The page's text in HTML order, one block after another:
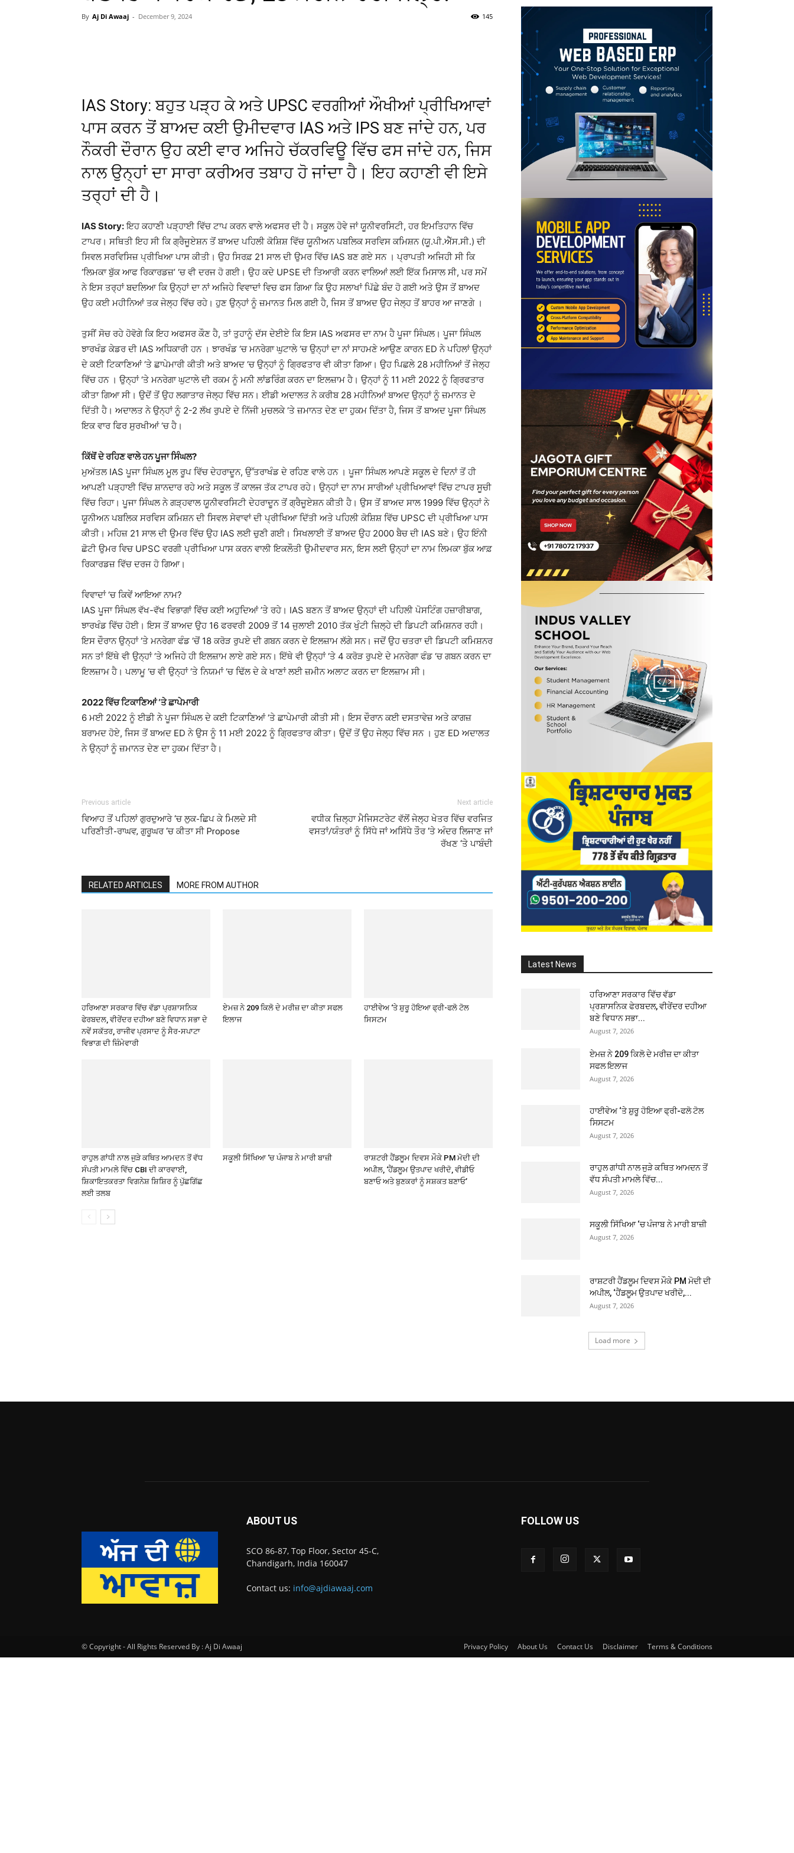
By Aj Di Awaaj - December 9, 2024 145
Email Print
IAS Story: ਬਹੁਤ ਪੜ੍ਹ ਕੇ ਅਤੇ UPSC ਵਰਗੀਆਂ ਔਖੀਆਂ ਪ੍ਰੀਖਿਆਵਾਂ
ਪਾਸ ਕਰਨ ਤੋਂ ਬਾਅਦ ਕਈ ਉਮੀਦਵਾਰ IAS ਅਤੇ IPS ਬਣ ਜਾਂਦੇ ਹਨ, ਪਰ
ਨੌਕਰੀ ਦੌਰਾਨ ਉਹ ਕਈ ਵਾਰ ਅਜਿਹੇ ਚੱਕਰਵਿਊ ਵਿੱਚ ਫਸ ਜਾਂਦੇ ਹਨ, ਜਿਸ
ਨਾਲ ਉਨ੍ਹਾਂ ਦਾ ਸਾਰਾ ਕਰੀਅਰ ਤਬਾਹ ਹੋ ਜਾਂਦਾ ਹੈ। ਇਹ ਕਹਾਣੀ ਵੀ ਇਸੇ
ਤਰ੍ਹਾਂ ਦੀ ਹੈ।
IAS Story:ਇਹ ਕਹਾਣੀ ਪੜ੍ਹਾਈ ਵਿੱਚ ਟਾਪ ਕਰਨ ਵਾਲੇ ਅਫਸਰ ਦੀ ਹੈ। ਸਕੂਲ ਹੋਵੇ ਜਾਂ ਯੂਨੀਵਰਸਿਟੀ, ਹਰ ਇਮਤਿਹਾਨ ਵਿੱਚ
ਟਾਪਰ। ਸਥਿਤੀ ਇਹ ਸੀ ਕਿ ਗ੍ਰੈਜੂਏਸ਼ਨ ਤੋਂ ਬਾਅਦ ਪਹਿਲੀ ਕੋਸ਼ਿਸ਼ ਵਿੱਚ ਯੂਨੀਅਨ ਪਬਲਿਕ ਸਰਵਿਸ ਕਮਿਸ਼ਨ (ਯੂ.ਪੀ.ਐੱਸ.ਸੀ.) ਦੀ
ਸਿਵਲ ਸਰਵਿਸਿਜ਼ ਪ੍ਰੀਖਿਆ ਪਾਸ ਕੀਤੀ। ਉਹ ਸਿਰਫ਼ 21 ਸਾਲ ਦੀ ਉਮਰ ਵਿੱਚ IAS ਬਣ ਗਏ ਸਨ । ਪ੍ਰਾਪਤੀ ਅਜਿਹੀ ਸੀ ਕਿ
‘ਲਿਮਕਾ ਬੁੱਕ ਆਫ ਰਿਕਾਰਡਜ਼’ ‘ਚ ਵੀ ਦਰਜ ਹੋ ਗਈ। ਉਹ ਕਦੇ UPSE ਦੀ ਤਿਆਰੀ ਕਰਨ ਵਾਲਿਆਂ ਲਈ ਇੱਕ ਮਿਸਾਲ ਸੀ, ਪਰ ਸਮੇਂ
ਨੇ ਇਸ ਤਰ੍ਹਾਂ ਬਦਲਿਆ ਕਿ ਉਨ੍ਹਾਂ ਦਾ ਨਾਂ ਅਜਿਹੇ ਵਿਵਾਦਾਂ ਵਿਚ ਫਸ ਗਿਆ ਕਿ ਉਹ ਸਲਾਖਾਂ ਪਿੱਛੇ ਬੰਦ ਹੋ ਗਈ ਅਤੇ ਉਸ ਤੋਂ ਬਾਅਦ
ਉਹ ਕਈ ਮਹੀਨਿਆਂ ਤਕ ਜੇਲ੍ਹ ਵਿੱਚ ਰਹੇ। ਹੁਣ ਉਨ੍ਹਾਂ ਨੂੰ ਜ਼ਮਾਨਤ ਮਿਲ ਗਈ ਹੈ, ਜਿਸ ਤੋਂ ਬਾਅਦ ਉਹ ਜੇਲ੍ਹ ਤੋਂ ਬਾਹਰ ਆ ਜਾਣਗੇ ।
ਤੁਸੀਂ ਸੋਚ ਰਹੇ ਹੋਵੋਗੇ ਕਿ ਇਹ ਅਫਸਰ ਕੌਣ ਹੈ, ਤਾਂ ਤੁਹਾਨੂੰ ਦੱਸ ਦੇਈਏ ਕਿ ਇਸ IAS ਅਫਸਰ ਦਾ ਨਾਮ ਹੈ ਪੂਜਾ ਸਿੰਘਲ। ਪੂਜਾ ਸਿੰਘਲ
ਝਾਰਖੰਡ ਕੇਡਰ ਦੀ IAS ਅਧਿਕਾਰੀ ਹਨ । ਝਾਰਖੰਡ ‘ਚ ਮਨਰੇਗਾ ਘੁਟਾਲੇ ‘ਚ ਉਨ੍ਹਾਂ ਦਾ ਨਾਂ ਸਾਹਮਣੇ ਆਉਣ ਕਾਰਨ ED ਨੇ ਪਹਿਲਾਂ ਉਨ੍ਹਾਂ
ਦੇ ਕਈ ਟਿਕਾਣਿਆਂ ‘ਤੇ ਛਾਪੇਮਾਰੀ ਕੀਤੀ ਅਤੇ ਬਾਅਦ ‘ਚ ਉਨ੍ਹਾਂ ਨੂੰ ਗ੍ਰਿਫਤਾਰ ਵੀ ਕੀਤਾ ਗਿਆ। ਉਹ ਪਿਛਲੇ 28 ਮਹੀਨਿਆਂ ਤੋਂ ਜੇਲ੍ਹ
ਵਿੱਚ ਹਨ । ਉਨ੍ਹਾਂ ‘ਤੇ ਮਨਰੇਗਾ ਘੁਟਾਲੇ ਦੀ ਰਕਮ ਨੂੰ ਮਨੀ ਲਾਂਡਰਿੰਗ ਕਰਨ ਦਾ ਇਲਜ਼ਾਮ ਹੈ। ਉਨ੍ਹਾਂ ਨੂੰ 11 ਮਈ 2022 ਨੂੰ ਗ੍ਰਿਫਤਾਰ
ਕੀਤਾ ਗਿਆ ਸੀ। ਉਦੋਂ ਤੋਂ ਉਹ ਲਗਾਤਾਰ ਜੇਲ੍ਹ ਵਿੱਚ ਸਨ। ਈਡੀ ਅਦਾਲਤ ਨੇ ਕਰੀਬ 28 ਮਹੀਨਿਆਂ ਬਾਅਦ ਉਨ੍ਹਾਂ ਨੂੰ ਜ਼ਮਾਨਤ ਦੇ
ਦਿੱਤੀ ਹੈ। ਅਦਾਲਤ ਨੇ ਉਨ੍ਹਾਂ ਨੂੰ 2-2 ਲੱਖ ਰੁਪਏ ਦੇ ਨਿੱਜੀ ਮੁਚਲਕੇ ‘ਤੇ ਜ਼ਮਾਨਤ ਦੇਣ ਦਾ ਹੁਕਮ ਦਿੱਤਾ ਹੈ, ਜਿਸ ਤੋਂ ਬਾਅਦ ਪੂਜਾ ਸਿੰਘਲ
ਇਕ ਵਾਰ ਫਿਰ ਸੁਰਖੀਆਂ ‘ਚ ਹੈ।
ਕਿੱਥੋਂ ਦੇ ਰਹਿਣ ਵਾਲੇ ਹਨ ਪੂਜਾ ਸਿੰਘਲ?
ਮੁਅੱਤਲ IAS ਪੂਜਾ ਸਿੰਘਲ ਮੂਲ ਰੂਪ ਵਿੱਚ ਦੇਹਰਾਦੂਨ, ਉੱਤਰਾਖੰਡ ਦੇ ਰਹਿਣ ਵਾਲੇ ਹਨ । ਪੂਜਾ ਸਿੰਘਲ ਆਪਣੇ ਸਕੂਲ ਦੇ ਦਿਨਾਂ ਤੋਂ ਹੀ
ਆਪਣੀ ਪੜ੍ਹਾਈ ਵਿੱਚ ਸ਼ਾਨਦਾਰ ਰਹੇ ਅਤੇ ਸਕੂਲ ਤੋਂ ਕਾਲਜ ਤੱਕ ਟਾਪਰ ਰਹੇ। ਉਨ੍ਹਾਂ ਦਾ ਨਾਮ ਸਾਰੀਆਂ ਪ੍ਰੀਖਿਆਵਾਂ ਵਿੱਚ ਟਾਪਰ ਸੂਚੀ
ਵਿੱਚ ਰਿਹਾ। ਪੂਜਾ ਸਿੰਘਲ ਨੇ ਗੜ੍ਹਵਾਲ ਯੂਨੀਵਰਸਿਟੀ ਦੇਹਰਾਦੂਨ ਤੋਂ ਗ੍ਰੈਜੂਏਸ਼ਨ ਕੀਤੀ ਹੈ। ਉਸ ਤੋਂ ਬਾਅਦ ਸਾਲ 1999 ਵਿੱਚ ਉਨ੍ਹਾਂ ਨੇ
ਯੂਨੀਅਨ ਪਬਲਿਕ ਸਰਵਿਸ ਕਮਿਸ਼ਨ ਦੀ ਸਿਵਲ ਸੇਵਾਵਾਂ ਦੀ ਪ੍ਰੀਖਿਆ ਦਿੱਤੀ ਅਤੇ ਪਹਿਲੀ ਕੋਸ਼ਿਸ਼ ਵਿੱਚ UPSC ਦੀ ਪ੍ਰੀਖਿਆ ਪਾਸ
ਕੀਤੀ। ਮਹਿਜ਼ 21 ਸਾਲ ਦੀ ਉਮਰ ਵਿੱਚ ਉਹ IAS ਲਈ ਚੁਣੀ ਗਈ। ਸਿਖਲਾਈ ਤੋਂ ਬਾਅਦ ਉਹ 2000 ਬੈਚ ਦੀ IAS ਬਣੇ। ਉਹ ਇੰਨੀ
ਛੋਟੀ ਉਮਰ ਵਿਚ UPSC ਵਰਗੀ ਪ੍ਰੀਖਿਆ ਪਾਸ ਕਰਨ ਵਾਲੀ ਇਕਲੌਤੀ ਉਮੀਦਵਾਰ ਸਨ, ਇਸ ਲਈ ਉਨ੍ਹਾਂ ਦਾ ਨਾਮ ਲਿਮਕਾ ਬੁੱਕ ਆਫ਼
ਰਿਕਾਰਡਜ਼ ਵਿੱਚ ਦਰਜ ਹੋ ਗਿਆ।
ਵਿਵਾਦਾਂ ‘ਚ ਕਿਵੇਂ ਆਇਆ ਨਾਮ?
IAS ਪੂਜਾ ਸਿੰਘਲ ਵੱਖ-ਵੱਖ ਵਿਭਾਗਾਂ ਵਿੱਚ ਕਈ ਅਹੁਦਿਆਂ ’ਤੇ ਰਹੇ। IAS ਬਣਨ ਤੋਂ ਬਾਅਦ ਉਨ੍ਹਾਂ ਦੀ ਪਹਿਲੀ ਪੋਸਟਿੰਗ ਹਜ਼ਾਰੀਬਾਗ,
ਝਾਰਖੰਡ ਵਿੱਚ ਹੋਈ। ਇਸ ਤੋਂ ਬਾਅਦ ਉਹ 16 ਫਰਵਰੀ 2009 ਤੋਂ 14 ਜੁਲਾਈ 2010 ਤੱਕ ਖੁੰਟੀ ਜ਼ਿਲ੍ਹੇ ਦੀ ਡਿਪਟੀ ਕਮਿਸ਼ਨਰ ਰਹੀ।
ਇਸ ਦੌਰਾਨ ਉਨ੍ਹਾਂ ‘ਤੇ ਮਨਰੇਗਾ ਫੰਡ ‘ਚੋਂ 18 ਕਰੋੜ ਰੁਪਏ ਦੀ ਗਬਨ ਕਰਨ ਦੇ ਇਲਜ਼ਾਮ ਲੱਗੇ ਸਨ। ਜਦੋਂ ਉਹ ਚਤਰਾ ਦੀ ਡਿਪਟੀ ਕਮਿਸ਼ਨਰ
ਸਨ ਤਾਂ ਇੱਥੇ ਵੀ ਉਨ੍ਹਾਂ ‘ਤੇ ਅਜਿਹੇ ਹੀ ਇਲਜ਼ਾਮ ਲਾਏ ਗਏ ਸਨ। ਇੱਥੇ ਵੀ ਉਨ੍ਹਾਂ ‘ਤੇ 4 ਕਰੋੜ ਰੁਪਏ ਦੇ ਮਨਰੇਗਾ ਫੰਡ ‘ਚ ਗਬਨ ਕਰਨ ਦਾ
ਇਲਜ਼ਾਮ ਹੈ। ਪਲਾਮੂ ‘ਚ ਵੀ ਉਨ੍ਹਾਂ ‘ਤੇ ਨਿਯਮਾਂ ‘ਚ ਢਿੱਲ ਦੇ ਕੇ ਖਾਣਾਂ ਲਈ ਜ਼ਮੀਨ ਅਲਾਟ ਕਰਨ ਦਾ ਇਲਜ਼ਾਮ ਸੀ।
2022 ਵਿੱਚ ਟਿਕਾਣਿਆਂ ‘ਤੇ ਛਾਪੇਮਾਰੀ
6 ਮਈ 2022 ਨੂੰ ਈਡੀ ਨੇ ਪੂਜਾ ਸਿੰਘਲ ਦੇ ਕਈ ਟਿਕਾਣਿਆਂ ‘ਤੇ ਛਾਪੇਮਾਰੀ ਕੀਤੀ ਸੀ। ਇਸ ਦੌਰਾਨ ਕਈ ਦਸਤਾਵੇਜ਼ ਅਤੇ ਕਾਗਜ਼
ਬਰਾਮਦ ਹੋਏ, ਜਿਸ ਤੋਂ ਬਾਅਦ ED ਨੇ ਉਸ ਨੂੰ 11 ਮਈ 2022 ਨੂੰ ਗ੍ਰਿਫਤਾਰ ਕੀਤਾ। ਉਦੋਂ ਤੋਂ ਉਹ ਜੇਲ੍ਹ ਵਿੱਚ ਸਨ । ਹੁਣ ED ਅਦਾਲਤ
ਨੇ ਉਨ੍ਹਾਂ ਨੂੰ ਜ਼ਮਾਨਤ ਦੇਣ ਦਾ ਹੁਕਮ ਦਿੱਤਾ ਹੈ।
Previous article
ਵਿਆਹ ਤੋਂ ਪਹਿਲਾਂ ਗੁਰਦੁਆਰੇ ‘ਚ ਲੁਕ-ਛਿਪ ਕੇ ਮਿਲਦੇ ਸੀ
ਪਰਿਣੀਤੀ-ਰਾਘਵ, ਗੁਰੂਘਰ ‘ਚ ਕੀਤਾ ਸੀ Propose
Next article
ਵਧੀਕ ਜ਼ਿਲ੍ਹਾ ਮੈਜਿਸਟਰੇਟ ਵੱਲੋਂ ਜੇਲ੍ਹ ਖੇਤਰ ਵਿੱਚ ਵਰਜਿਤ
ਵਸਤਾਂ/ਯੰਤਰਾਂ ਨੂੰ ਸਿੱਧੇ ਜਾਂ ਅਸਿੱਧੇ ਤੌਰ ‘ਤੇ ਅੰਦਰ ਲਿਜਾਣ ਜਾਂ
ਰੱਖਣ ‘ਤੇ ਪਾਬੰਦੀ
RELATED ARTICLES MORE FROM AUTHOR
ਹਰਿਆਣਾ ਸਰਕਾਰ ਵਿੱਚ ਵੱਡਾ ਪ੍ਰਸ਼ਾਸਨਿਕ
ਫੇਰਬਦਲ, ਵੀਰੇਂਦਰ ਦਹੀਆ ਬਣੇ ਵਿਧਾਨ ਸਭਾ ਦੇ
ਨਵੇਂ ਸਕੱਤਰ, ਰਾਜੀਵ ਪ੍ਰਸਾਦ ਨੂੰ ਸੈਰ-ਸਪਾਟਾ
ਵਿਭਾਗ ਦੀ ਜ਼ਿੰਮੇਵਾਰੀ
ਏਮਜ਼ ਨੇ 209 ਕਿਲੋ ਦੇ ਮਰੀਜ਼ ਦਾ ਕੀਤਾ ਸਫਲ
ਇਲਾਜ
ਹਾਈਵੇਅ ‘ਤੇ ਸ਼ੁਰੂ ਹੋਇਆ ਫ੍ਰੀ-ਫਲੋ ਟੋਲ
ਸਿਸਟਮ
ਰਾਹੁਲ ਗਾਂਧੀ ਨਾਲ ਜੁੜੇ ਕਥਿਤ ਆਮਦਨ ਤੋਂ ਵੱਧ
ਸੰਪਤੀ ਮਾਮਲੇ ਵਿੱਚ CBI ਦੀ ਕਾਰਵਾਈ,
ਸ਼ਿਕਾਇਤਕਰਤਾ ਵਿਗਨੇਸ਼ ਸ਼ਿਸ਼ਿਰ ਨੂੰ ਪੁੱਛਗਿੱਛ
ਲਈ ਤਲਬ
ਸਕੂਲੀ ਸਿੱਖਿਆ ‘ਚ ਪੰਜਾਬ ਨੇ ਮਾਰੀ ਬਾਜ਼ੀ
ਰਾਸ਼ਟਰੀ ਹੈਂਡਲੂਮ ਦਿਵਸ ਮੌਕੇ PM ਮੋਦੀ ਦੀ
ਅਪੀਲ, ‘ਹੈਂਡਲੂਮ ਉਤਪਾਦ ਖਰੀਦੋ, ਵੀਡੀਓ
ਬਣਾਓ ਅਤੇ ਬੁਣਕਰਾਂ ਨੂੰ ਸਸ਼ਕਤ ਬਣਾਓ’
Latest News
ਹਰਿਆਣਾ ਸਰਕਾਰ ਵਿੱਚ ਵੱਡਾ
ਪ੍ਰਸ਼ਾਸਨਿਕ ਫੇਰਬਦਲ, ਵੀਰੇਂਦਰ ਦਹੀਆ
ਬਣੇ ਵਿਧਾਨ ਸਭਾ...
August 7, 2026
ਏਮਜ਼ ਨੇ 209 ਕਿਲੋ ਦੇ ਮਰੀਜ਼ ਦਾ ਕੀਤਾ
ਸਫਲ ਇਲਾਜ
August 7, 2026
ਹਾਈਵੇਅ ‘ਤੇ ਸ਼ੁਰੂ ਹੋਇਆ ਫ੍ਰੀ-ਫਲੋ ਟੋਲ
ਸਿਸਟਮ
August 7, 2026
ਰਾਹੁਲ ਗਾਂਧੀ ਨਾਲ ਜੁੜੇ ਕਥਿਤ ਆਮਦਨ ਤੋਂ
ਵੱਧ ਸੰਪਤੀ ਮਾਮਲੇ ਵਿੱਚ...
August 7, 2026
ਸਕੂਲੀ ਸਿੱਖਿਆ ‘ਚ ਪੰਜਾਬ ਨੇ ਮਾਰੀ ਬਾਜ਼ੀ
August 7, 2026
ਰਾਸ਼ਟਰੀ ਹੈਂਡਲੂਮ ਦਿਵਸ ਮੌਕੇ PM ਮੋਦੀ ਦੀ
ਅਪੀਲ, ‘ਹੈਂਡਲੂਮ ਉਤਪਾਦ ਖਰੀਦੋ,...
August 7, 2026
Load more
ABOUT US
SCO 86-87, Top Floor, Sector 45-C,
Chandigarh, India 160047
Contact us: info@ajdiawaaj.com
FOLLOW US
Privacy Policy About Us Contact Us Disclaimer Terms & Conditions
© Copyright - All Rights Reserved By : Aj Di Awaaj